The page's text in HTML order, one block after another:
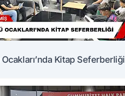
Kitap Seferberliği